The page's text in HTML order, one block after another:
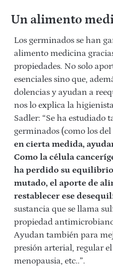
Un alimento
Los germinados se han
alimento medicina
propiedades. No solo
esenciales sino que,
dolencias y ayudan a
nos lo explica la
Sadler: “Se ha estudiado
germinados (como los
en cierta medida,
Como la célula
ha perdido su
mutado, el aporte de
restablecer ese
sustancia que se llama
propiedad
Ayudan también para
presión arterial, regular
menopausia, etc..”.